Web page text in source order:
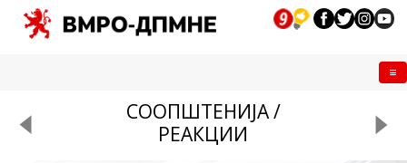
СООПШТЕНИЈА /
РЕАКЦИИ